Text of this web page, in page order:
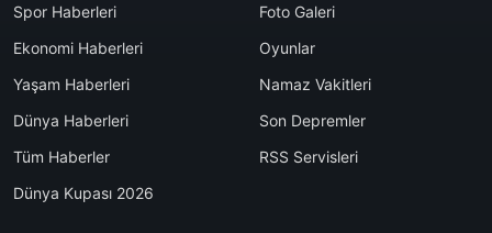
Spor Haberleri
Ekonomi Haberleri
Yaşam Haberleri
Dünya Haberleri
Tüm Haberler
Dünya Kupası 2026
Foto Galeri
Oyunlar
Namaz Vakitleri
Son Depremler
RSS Servisleri